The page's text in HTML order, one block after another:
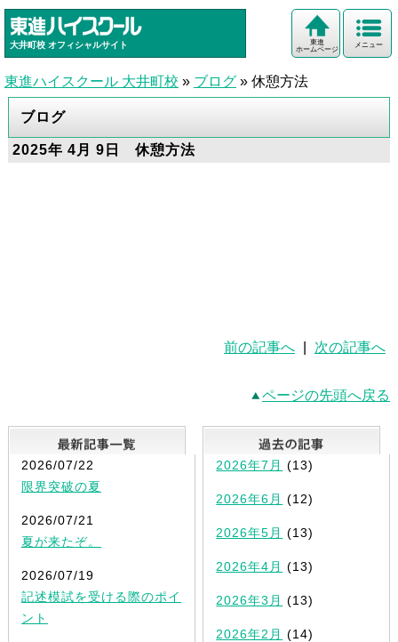
大井町校 オフィシャルサイト メニュー
東進
ホームページ
東進ハイスクール 大井町校 » ブログ » 休憩方法
ブログ
2025年 4月 9日 休憩方法
前の記事へ 次の記事へ
ページの先頭へ戻る
最新記事一覧
2026/07/22
限界突破の夏
2026/07/21
夏が来たぞ。
2026/07/19
記述模試を受ける際のポイ
ント
2026年7月 (13)
2026年6月 (12)
2026年5月 (13)
2026年4月 (13)
2026年3月 (13)
2026年2月 (14)